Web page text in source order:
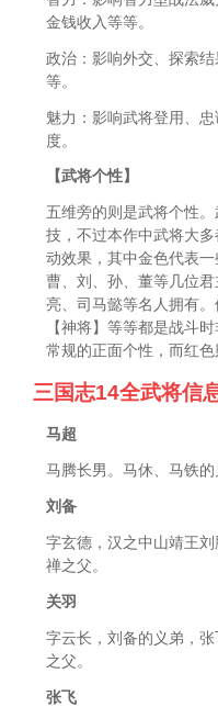
金钱收入等等。
政治：影响外交、探索
等。
魅力：影响武将登用、
度。
【武将个性】
五维旁的则是武将个性
技，不过本作中武将大
动效果，其中金色代表
曹、刘、孙、董等几位
亮、司马懿等名人拥有
【神将】等等都是战斗
常规的正面个性，而红色
三国志14全武将信
马超
马腾长男。马休、马铁的
刘备
字玄德，汉之中山靖王
禅之父。
关羽
字云长，刘备的义弟，
之父。
张飞